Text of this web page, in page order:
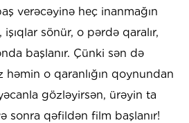
verəcəyinə heç inanmağın
sönür, o pərdə qaralır,
başlanır. Çünki sən də
o qaranlığın qoynundan
gözləyirsən, ürəyin ta
sonra qəfildən film başlanır!